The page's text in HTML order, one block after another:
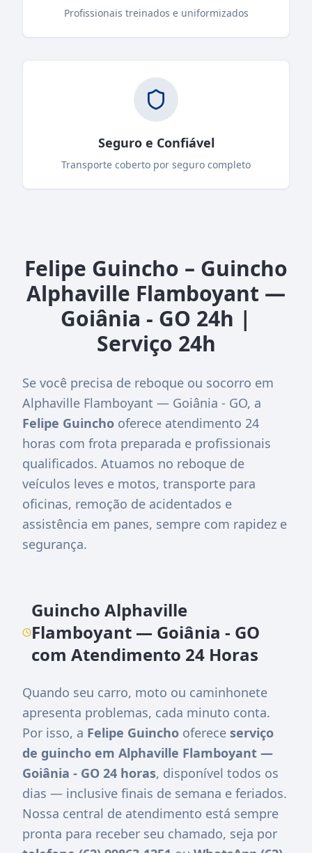
Profissionais treinados e uniformizados
Seguro e Confiável
Transporte coberto por seguro completo
Felipe Guincho – Guincho
Alphaville Flamboyant —
Goiânia - GO 24h |
Serviço 24h
Se você precisa de reboque ou socorro em
Alphaville Flamboyant — Goiânia - GO, a
Felipe Guincho oferece atendimento 24
horas com frota preparada e profissionais
qualificados. Atuamos no reboque de
veículos leves e motos, transporte para
oficinas, remoção de acidentados e
assistência em panes, sempre com rapidez e
segurança.
Guincho Alphaville
Flamboyant — Goiânia - GO
com Atendimento 24 Horas
Quando seu carro, moto ou caminhonete
apresenta problemas, cada minuto conta.
Por isso, a Felipe Guincho oferece serviço
de guincho em Alphaville Flamboyant —
Goiânia - GO 24 horas, disponível todos os
dias — inclusive finais de semana e feriados.
Nossa central de atendimento está sempre
pronta para receber seu chamado, seja por